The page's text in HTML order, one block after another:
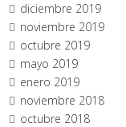
diciembre 2019
noviembre 2019
octubre 2019
mayo 2019
enero 2019
noviembre 2018
octubre 2018